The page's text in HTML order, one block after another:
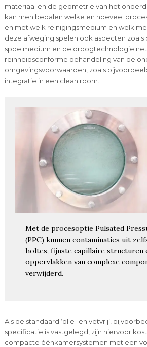
materiaal en de geometrie van het
kan men bepalen welke en hoeveel
en met welk reinigingsmedium en welk
deze afweging spelen ook aspecten zoals
spoelmedium en de droogtechnologie
reinheidsconforme behandeling van de
omgevingsvoorwaarden, zoals
integratie in een clean room.
Met de procesoptie Pulsated
(PPC) kunnen contaminaties uit
holtes, fijnste capillaire structuren
oppervlakken van complexe
verwijderd.
Als de standaard ‘olie- en vetvrij’,
specificatie is vastgelegd, zijn hiervoor
compacte éénkamersystemen met een